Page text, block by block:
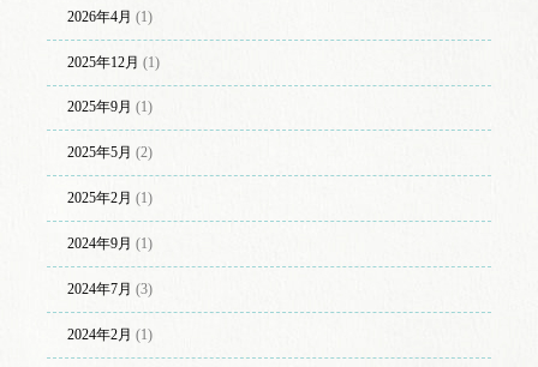
2026年4月 (1)
2025年12月 (1)
2025年9月 (1)
2025年5月 (2)
2025年2月 (1)
2024年9月 (1)
2024年7月 (3)
2024年2月 (1)